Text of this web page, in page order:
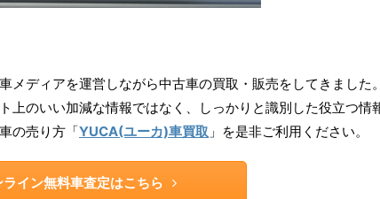
メディアを運営しながら中古車の買取・販売をしてきました
上のいい加減な情報ではなく、しっかりと識別した役立つ情
の売り方「YUCA(ユーカ)車買取 」を是非ご利用ください。
イン無料車査定はこちら